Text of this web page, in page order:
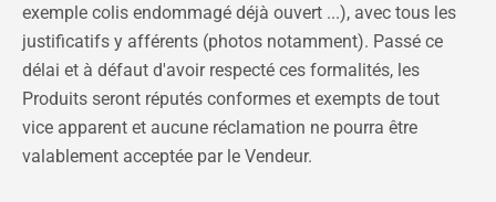
exemple colis endommagé déjà ouvert ...), avec tous les
justificatifs y afférents (photos notamment). Passé ce
délai et à défaut d'avoir respecté ces formalités, les
Produits seront réputés conformes et exempts de tout
vice apparent et aucune réclamation ne pourra être
valablement acceptée par le Vendeur.